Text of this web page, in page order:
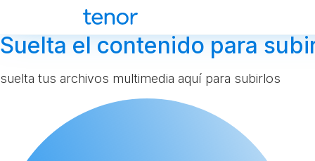
Suelta el contenido para
suelta tus archivos multimedia aquí para subirlos